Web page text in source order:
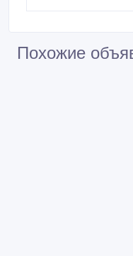
Похожие